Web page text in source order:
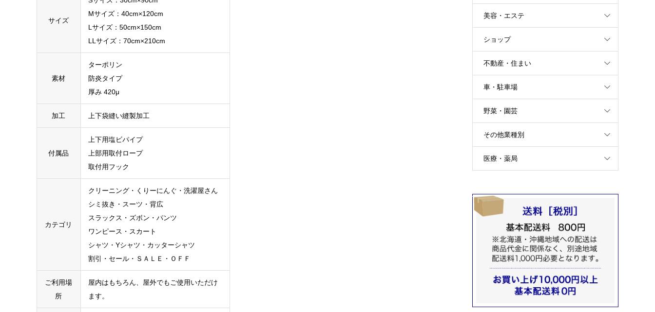
サイズ
Mサイズ：40cm×120cm
Lサイズ：50cm×150cm
LLサイズ：70cm×210cm
素材
ターポリン
防炎タイプ
厚み 420μ
加工 上下袋縫い縫製加工
付属品
上下用塩ビパイプ
上部用取付ロープ
取付用フック
カテゴリ
クリーニング・くりーにんぐ・洗濯屋さん
シミ抜き・スーツ・背広
スラックス・ズボン・パンツ
ワンピース・スカート
シャツ・Yシャツ・カッターシャツ
割引・セール・ＳＡＬＥ・ＯＦＦ
ご利用場
所
屋内はもちろん、屋外でもご使用いただけ
ます。
美容・エステ
ショップ
不動産・住まい
車・駐車場
野菜・園芸
その他業種別
医療・薬局